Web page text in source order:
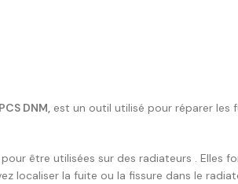
DNM, est un outil utilisé pour réparer les
être utilisées sur des radiateurs . Elles
localiser la fuite ou la fissure dans le